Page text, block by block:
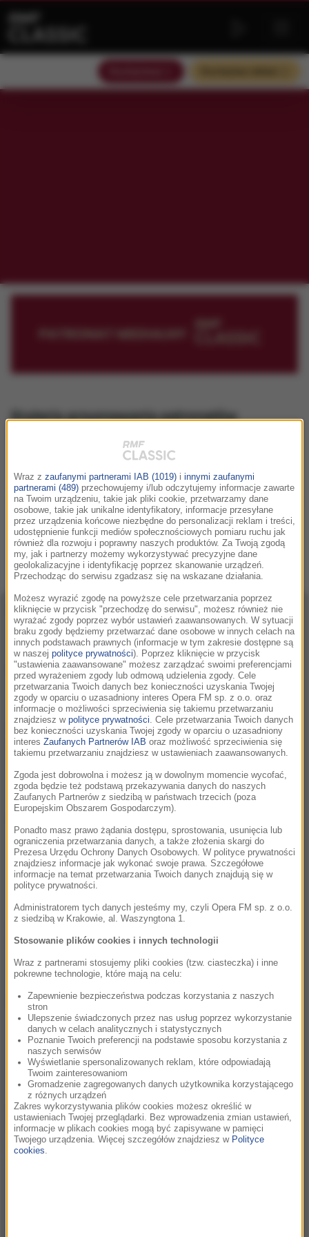
Kryteria przyznawania patronatów
Aby wnioskować o patronat medialny RMF CLASSIC należy
uzupełnić poniższy formularz.
UWAGA: wniosek należy przesłać nie później niż21 dni przed
wydarzeniem. Zastrzegamy sobie prawo do nie
rozpatrywania wniosków nadesłanych bliżej daty
wydarzenia.
Nazwa wydarzenia:
Link wydarzenia:
Miejsce i czas trwania
wydarzenia:
Dane organizatora (Nazwa,
NIP):
Opis wydarzenia:
Budżet przeznaczony na kampanię w radio RMF CLASSIC
(PLN):
Oczekiwania organizatora:
Oferta świadczeń promocyjnych organizatora dla RMF
CLASSIC:
Wraz z zaufanymi partnerami IAB (1019) i innymi zaufanymi
partnerami (489) przechowujemy i/lub odczytujemy informacje zawarte
na Twoim urządzeniu, takie jak pliki cookie, przetwarzamy dane
osobowe, takie jak unikalne identyfikatory, informacje przesyłane
przez urządzenia końcowe niezbędne do personalizacji reklam i treści,
udostępnienie funkcji mediów społecznościowych pomiaru ruchu jak
również dla rozwoju i poprawny naszych produktów. Za Twoją zgodą
my, jak i partnerzy możemy wykorzystywać precyzyjne dane
geolokalizacyjne i identyfikację poprzez skanowanie urządzeń.
Przechodząc do serwisu zgadzasz się na wskazane działania.
Możesz wyrazić zgodę na powyższe cele przetwarzania poprzez
kliknięcie w przycisk "przechodzę do serwisu", możesz również nie
wyrażać zgody poprzez wybór ustawień zaawansowanych. W sytuacji
braku zgody będziemy przetwarzać dane osobowe w innych celach na
innych podstawach prawnych (informacje w tym zakresie dostępne są
w naszej polityce prywatności). Poprzez kliknięcie w przycisk
"ustawienia zaawansowane" możesz zarządzać swoimi preferencjami
przed wyrażeniem zgody lub odmową udzielenia zgody. Cele
przetwarzania Twoich danych bez konieczności uzyskania Twojej
zgody w oparciu o uzasadniony interes Opera FM sp. z o.o. oraz
informacje o możliwości sprzeciwienia się takiemu przetwarzaniu
znajdziesz w polityce prywatności . Cele przetwarzania Twoich danych
bez konieczności uzyskania Twojej zgody w oparciu o uzasadniony
interes Zaufanych Partnerów IAB oraz możliwość sprzeciwienia się
takiemu przetwarzaniu znajdziesz w ustawieniach zaawansowanych.
Zgoda jest dobrowolna i możesz ją w dowolnym momencie wycofać,
zgoda będzie też podstawą przekazywania danych do naszych
Zaufanych Partnerów z siedzibą w państwach trzecich (poza
Europejskim Obszarem Gospodarczym).
Ponadto masz prawo żądania dostępu, sprostowania, usunięcia lub
ograniczenia przetwarzania danych, a także złożenia skargi do
Prezesa Urzędu Ochrony Danych Osobowych. W polityce prywatności
znajdziesz informacje jak wykonać swoje prawa. Szczegółowe
informacje na temat przetwarzania Twoich danych znajdują się w
polityce prywatności.
Administratorem tych danych jesteśmy my, czyli Opera FM sp. z o.o.
z siedzibą w Krakowie, al. Waszyngtona 1.
Stosowanie plików cookies i innych technologii
Wraz z partnerami stosujemy pliki cookies (tzw. ciasteczka) i inne
pokrewne technologie, które mają na celu:
Zapewnienie bezpieczeństwa podczas korzystania z naszych
stron
Ulepszenie świadczonych przez nas usług poprzez wykorzystanie
danych w celach analitycznych i statystycznych
Poznanie Twoich preferencji na podstawie sposobu korzystania z
naszych serwisów
Wyświetlanie spersonalizowanych reklam, które odpowiadają
Twoim zainteresowaniom
Gromadzenie zagregowanych danych użytkownika korzystającego
z różnych urządzeń
Zakres wykorzystywania plików cookies możesz określić w
ustawieniach Twojej przeglądarki. Bez wprowadzenia zmian ustawień,
informacje w plikach cookies mogą być zapisywane w pamięci
Twojego urządzenia. Więcej szczegółów znajdziesz w Polityce
cookies